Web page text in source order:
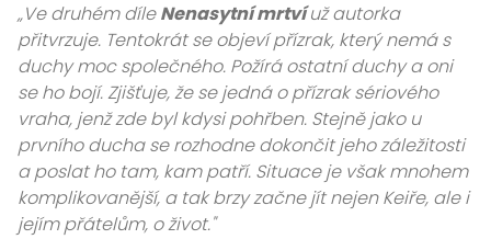
„Ve druhém díleNenasytní mrtvíuž autorka
přitvrzuje. Tentokrát se objeví přízrak, který nemá s
duchy moc společného. Požírá ostatní duchy a oni
se ho bojí. Zjišťuje, že se jedná o přízrak sériového
vraha, jenž zde byl kdysi pohřben. Stejně jako u
prvního ducha se rozhodne dokončit jeho záležitosti
a poslat ho tam, kam patří. Situace je však mnohem
komplikovanější, a tak brzy začne jít nejen Keiře, ale i
jejím přátelům, o život."